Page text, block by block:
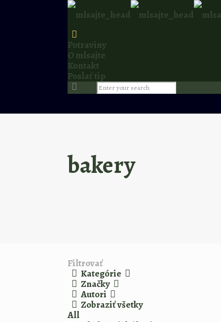
Potraviny
O mlsajte
Kontakt
Poslať tip
bakery
Filtrovať
Kategórie
Značky
Autori
Zobraziť všetky
All